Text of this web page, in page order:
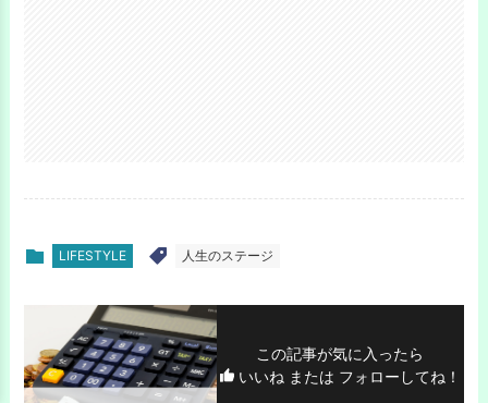
LIFESTYLE 人生のステージ
この記事が気に入ったら
いいね または フォローしてね！